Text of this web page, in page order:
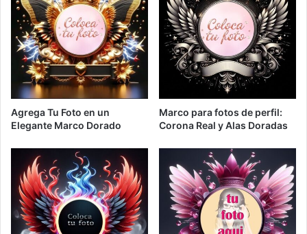
Agrega Tu Foto en un
Elegante Marco Dorado
Marco para fotos de perfil:
Corona Real y Alas Doradas